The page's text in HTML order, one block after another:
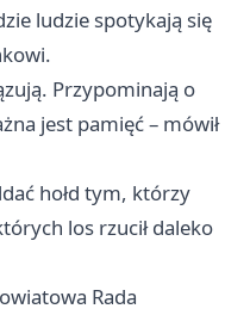
ludzie spotykają się
Przypominają o
jest pamięć – mówił
hołd tym, którzy
los rzucił daleko
Rada